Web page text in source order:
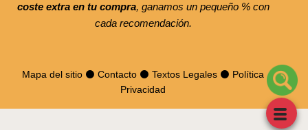
coste extra en tu compra, ganamos un pequeño % con
cada recomendación.
Mapa del sitio ⚫ Contacto ⚫ Textos Legales ⚫ Política
Privacidad